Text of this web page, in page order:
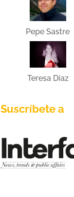
Pepe Sastre
Teresa Díaz
Suscríbete a